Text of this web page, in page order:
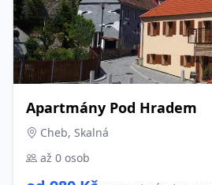
Apartmány Pod Hradem
Cheb, Skalná
až 0 osob